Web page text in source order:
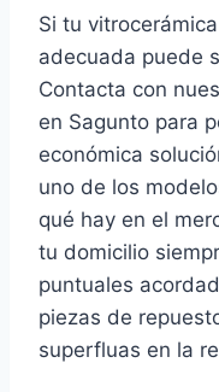
Si tu
adecuada puede
Contacta con
en Sagunto para
económica
uno de los
qué hay en el
tu domicilio
puntuales
piezas de
superfluas en la